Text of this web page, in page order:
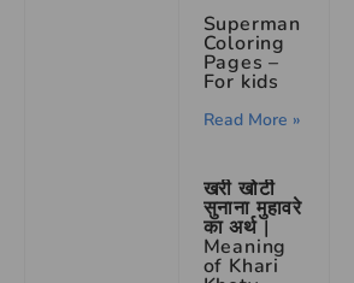
Superman
Coloring
Pages –
For kids
Read More »
खरी खोटी
सुनाना मुहावरे
का अर्थ |
Meaning
of Khari